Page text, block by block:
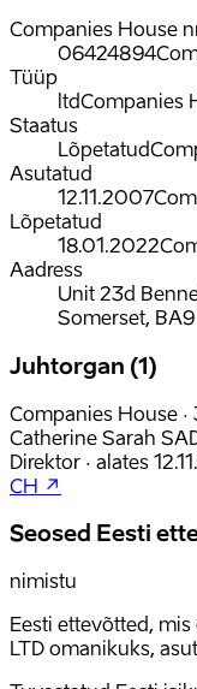
Companies House
06424894
Tüüp
ltdCompanies
Staatus
Lõpetatud
Asutatud
12.11.2007
Lõpetatud
18.01.2022
Aadress
Unit 23d
Somerset,
Juhtorgan (1)
Companies House
Catherine Sarah
Direktor · alates
CH ↗
Seosed Eesti
nimistu
Eesti ettevõtted,
LTD omanikuks,